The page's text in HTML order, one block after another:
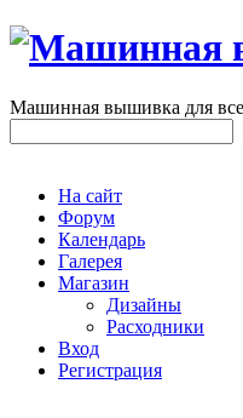
Машинная вышивка для
На сайт
Форум
Календарь
Галерея
Магазин
Дизайны
Расходники
Вход
Регистрация